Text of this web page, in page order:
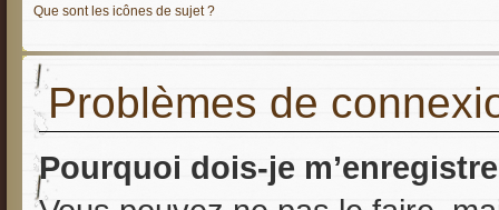
Que sont les icônes de sujet ?
Problèmes de
Pourquoi dois-je